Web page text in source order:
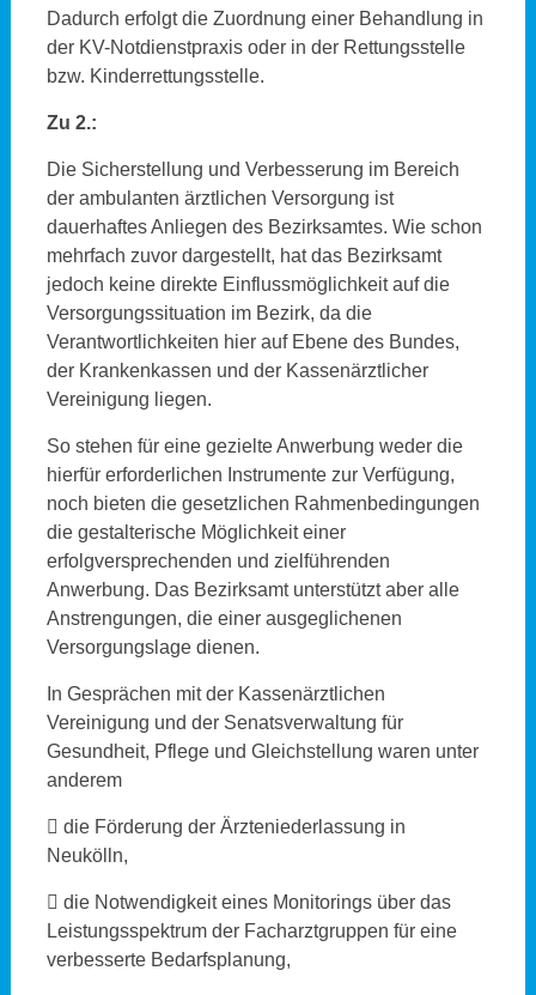
Dadurch erfolgt die Zuordnung einer Behandlung in
der KV-Notdienstpraxis oder in der Rettungsstelle
bzw. Kinderrettungsstelle.
Zu 2.:
Die Sicherstellung und Verbesserung im Bereich
der ambulanten ärztlichen Versorgung ist
dauerhaftes Anliegen des Bezirksamtes. Wie schon
mehrfach zuvor dargestellt, hat das Bezirksamt
jedoch keine direkte Einflussmöglichkeit auf die
Versorgungssituation im Bezirk, da die
Verantwortlichkeiten hier auf Ebene des Bundes,
der Krankenkassen und der Kassenärztlicher
Vereinigung liegen.
So stehen für eine gezielte Anwerbung weder die
hierfür erforderlichen Instrumente zur Verfügung,
noch bieten die gesetzlichen Rahmenbedingungen
die gestalterische Möglichkeit einer
erfolgversprechenden und zielführenden
Anwerbung. Das Bezirksamt unterstützt aber alle
Anstrengungen, die einer ausgeglichenen
Versorgungslage dienen.
In Gesprächen mit der Kassenärztlichen
Vereinigung und der Senatsverwaltung für
Gesundheit, Pflege und Gleichstellung waren unter
anderem
 die Förderung der Ärzteniederlassung in
Neukölln,
 die Notwendigkeit eines Monitorings über das
Leistungsspektrum der Facharztgruppen für eine
verbesserte Bedarfsplanung,